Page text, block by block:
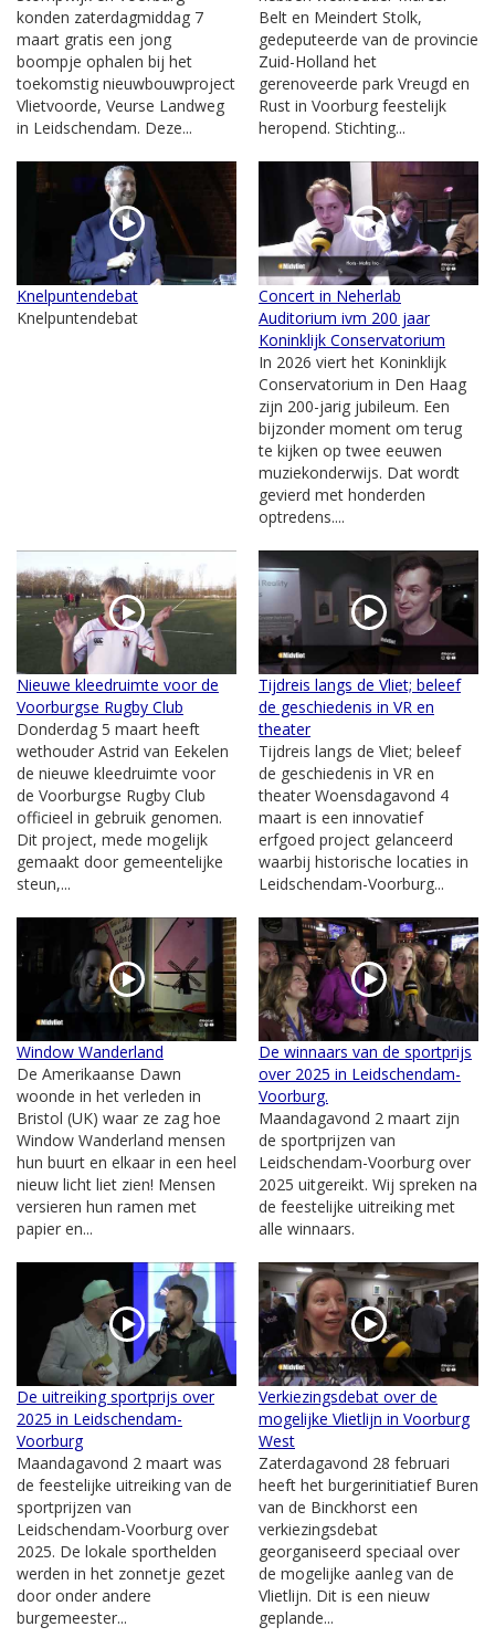
konden zaterdagmiddag 7
maart gratis een jong
boompje ophalen bij het
toekomstig nieuwbouwproject
Vlietvoorde, Veurse Landweg
in Leidschendam. Deze...
Belt en Meindert Stolk,
gedeputeerde van de provincie
Zuid-Holland het
gerenoveerde park Vreugd en
Rust in Voorburg feestelijk
heropend. Stichting...
Knelpuntendebat
Knelpuntendebat
Concert in Neherlab
Auditorium ivm 200 jaar
Koninklijk Conservatorium
In 2026 viert het Koninklijk
Conservatorium in Den Haag
zijn 200-jarig jubileum. Een
bijzonder moment om terug
te kijken op twee eeuwen
muziekonderwijs. Dat wordt
gevierd met honderden
optredens....
Nieuwe kleedruimte voor de
Voorburgse Rugby Club
Donderdag 5 maart heeft
wethouder Astrid van Eekelen
de nieuwe kleedruimte voor
de Voorburgse Rugby Club
officieel in gebruik genomen.
Dit project, mede mogelijk
gemaakt door gemeentelijke
steun,...
Tijdreis langs de Vliet; beleef
de geschiedenis in VR en
theater
Tijdreis langs de Vliet; beleef
de geschiedenis in VR en
theater Woensdagavond 4
maart is een innovatief
erfgoed project gelanceerd
waarbij historische locaties in
Leidschendam-Voorburg...
Window Wanderland
De Amerikaanse Dawn
woonde in het verleden in
Bristol (UK) waar ze zag hoe
Window Wanderland mensen
hun buurt en elkaar in een heel
nieuw licht liet zien! Mensen
versieren hun ramen met
papier en...
De winnaars van de sportprijs
over 2025 in Leidschendam-
Voorburg.
Maandagavond 2 maart zijn
de sportprijzen van
Leidschendam-Voorburg over
2025 uitgereikt. Wij spreken na
de feestelijke uitreiking met
alle winnaars.
De uitreiking sportprijs over
2025 in Leidschendam-
Voorburg
Maandagavond 2 maart was
de feestelijke uitreiking van de
sportprijzen van
Leidschendam-Voorburg over
2025. De lokale sporthelden
werden in het zonnetje gezet
door onder andere
burgemeester...
Verkiezingsdebat over de
mogelijke Vlietlijn in Voorburg
West
Zaterdagavond 28 februari
heeft het burgerinitiatief Buren
van de Binckhorst een
verkiezingsdebat
georganiseerd speciaal over
de mogelijke aanleg van de
Vlietlijn. Dit is een nieuw
geplande...